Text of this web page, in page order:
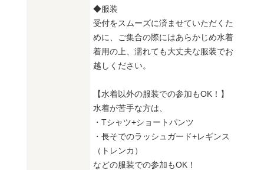
◆服装
受付をスムーズに済ませていただくた
めに、ご集合の際にはあらかじめ水着
着用の上、濡れても大丈夫な服装でお
越しください。
【水着以外の服装での参加もOK！】
水着が苦手な方は、
・Tシャツ+ショートパンツ
・長そでのラッシュガード+レギンス
（トレンカ）
などの服装での参加もOK！